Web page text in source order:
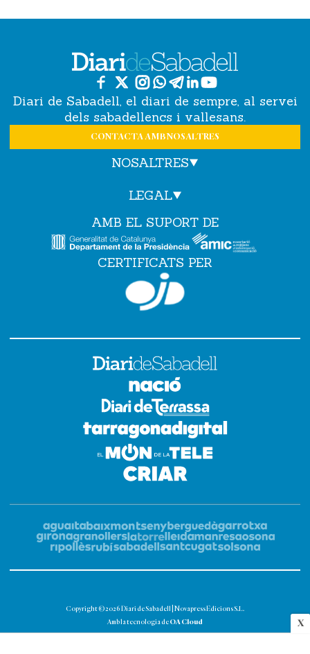
X
Diari de Sabadell, el diari de sempre, al servei
dels sabadellencs i vallesans.
CONTACTA AMB NOSALTRES
NOSALTRES
LEGAL
AMB EL SUPORT DE
CERTIFICATS PER
Copyright © 2026 Diari de Sabadell | Novapress Edicions S.L.
Amb la tecnologia de OA Cloud